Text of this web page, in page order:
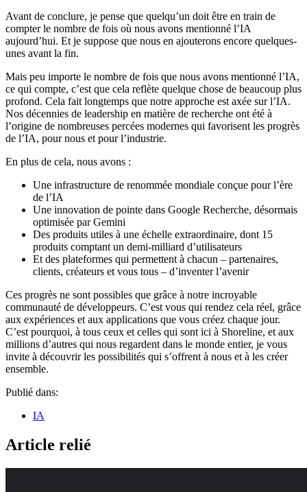
Avant de conclure, je pense que quelqu’un doit être en train de
compter le nombre de fois où nous avons mentionné l’IA
aujourd’hui. Et je suppose que nous en ajouterons encore quelques-
unes avant la fin.
Mais peu importe le nombre de fois que nous avons mentionné l’IA,
ce qui compte, c’est que cela reflète quelque chose de beaucoup plus
profond. Cela fait longtemps que notre approche est axée sur l’IA.
Nos décennies de leadership en matière de recherche ont été à
l’origine de nombreuses percées modernes qui favorisent les progrès
de l’IA, pour nous et pour l’industrie.
En plus de cela, nous avons :
Une infrastructure de renommée mondiale conçue pour l’ère
de l’IA
Une innovation de pointe dans Google Recherche, désormais
optimisée par Gemini
Des produits utiles à une échelle extraordinaire, dont 15
produits comptant un demi-milliard d’utilisateurs
Et des plateformes qui permettent à chacun – partenaires,
clients, créateurs et vous tous – d’inventer l’avenir
Ces progrès ne sont possibles que grâce à notre incroyable
communauté de développeurs. C’est vous qui rendez cela réel, grâce
aux expériences et aux applications que vous créez chaque jour.
C’est pourquoi, à tous ceux et celles qui sont ici à Shoreline, et aux
millions d’autres qui nous regardent dans le monde entier, je vous
invite à découvrir les possibilités qui s’offrent à nous et à les créer
ensemble.
Publié dans:
IA
Article relié